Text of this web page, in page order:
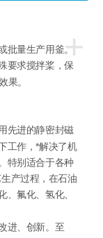
+
量生产用釜。
要求搅拌桨，保
果。
先进的静密封磁
工作，*解决了机
特别适合于各种
产过程，在石油
、氟化、氢化、
进、创新。至